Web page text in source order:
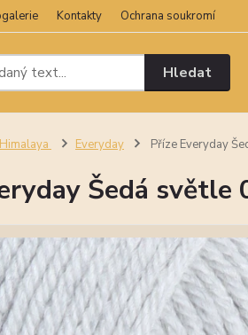
Kontakty Ochrana soukromí
Hledat
Himalaya Everyday Příze Everyday
Šedá světle